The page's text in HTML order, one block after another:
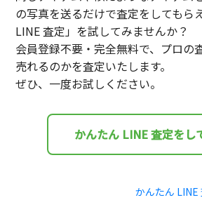
の写真を送るだけで査定をしてもら
LINE 査定」を試してみませんか？
会員登録不要・完全無料で、プロの
売れるのかを査定いたします。
ぜひ、一度お試しください。
かんたん LINE 査定をし
かんたん LINE